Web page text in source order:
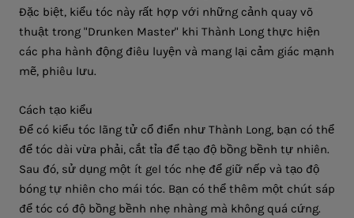
Đặc biệt, kiểu tóc này rất hợp với những cảnh quay võ
thuật trong "Drunken Master" khi Thành Long thực hiện
các pha hành động điêu luyện và mang lại cảm giác mạnh
mẽ, phiêu lưu.
Cách tạo kiểu
Để có kiểu tóc lãng tử cổ điển như Thành Long, bạn có thể
để tóc dài vừa phải, cắt tỉa để tạo độ bồng bềnh tự nhiên.
Sau đó, sử dụng một ít gel tóc nhẹ để giữ nếp và tạo độ
bóng tự nhiên cho mái tóc. Bạn có thể thêm một chút sáp
để tóc có độ bồng bềnh nhẹ nhàng mà không quá cứng.